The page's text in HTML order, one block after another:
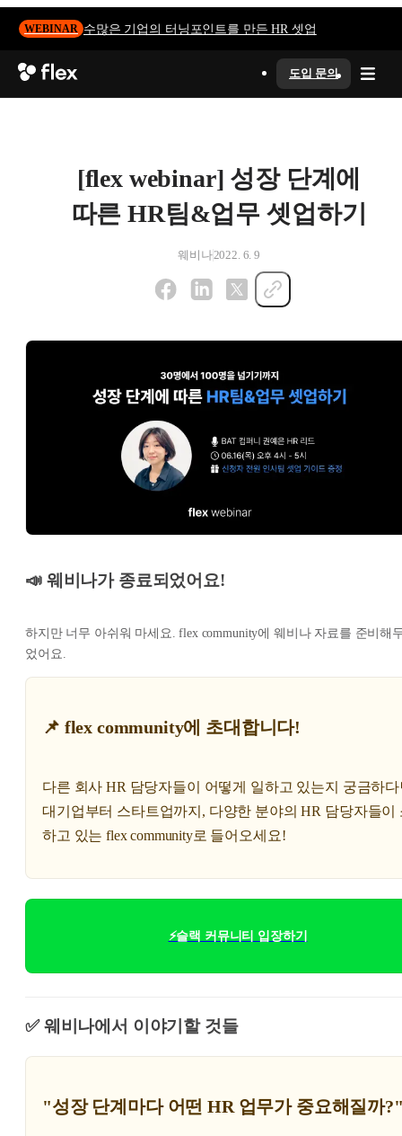
WEBINAR 수많은 기업의 터닝포인트를 만든 HR 셋업
도입 문의
[flex webinar] 성장 단계에
따른 HR팀&업무 셋업하기
웨비나2022. 6. 9
📣 웨비나가 종료되었어요!
하지만 너무 아쉬워 마세요. flex community에 웨비나 자료를 준비해
었어요.
📌 flex community에 초대합니다!
다른 회사 HR 담당자들이 어떻게 일하고 있는지 궁금하다
대기업부터 스타트업까지, 다양한 분야의 HR 담당자들이
하고 있는 flex community로 들어오세요!
⚡슬랙 커뮤니티 입장하기
✅ 웨비나에서 이야기할 것들
"성장 단계마다 어떤 HR 업무가 중요해질까